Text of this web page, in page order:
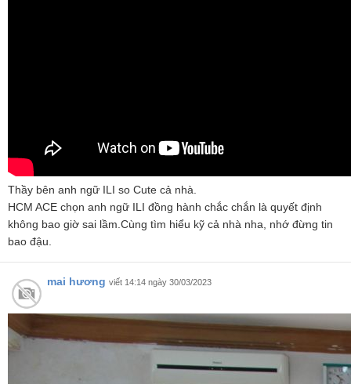
Thầy bên anh ngữ ILI so Cute cả nhà.
HCM ACE chọn anh ngữ ILI đồng hành chắc chắn là quyết định
không bao giờ sai lầm.Cùng tìm hiểu kỹ cả nhà nha, nhớ đừng tin
bao đậu.
mai hương viết 14:14 ngày 30/03/2023